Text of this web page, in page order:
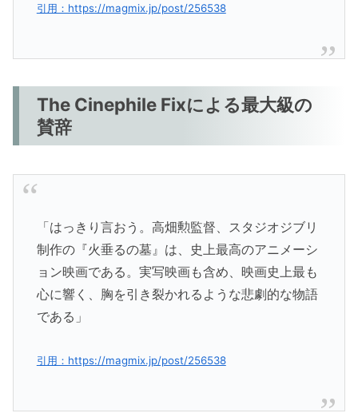
引用：https://magmix.jp/post/256538
The Cinephile Fixによる最大級の
賛辞
「はっきり言おう。高畑勲監督、スタジオジブリ
制作の『火垂るの墓』は、史上最高のアニメーシ
ョン映画である。実写映画も含め、映画史上最も
心に響く、胸を引き裂かれるような悲劇的な物語
である」
引用：https://magmix.jp/post/256538